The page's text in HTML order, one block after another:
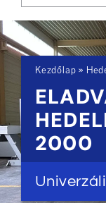
ELADÓ GÉP
RÓLUNK
Kezdőlap »
2000